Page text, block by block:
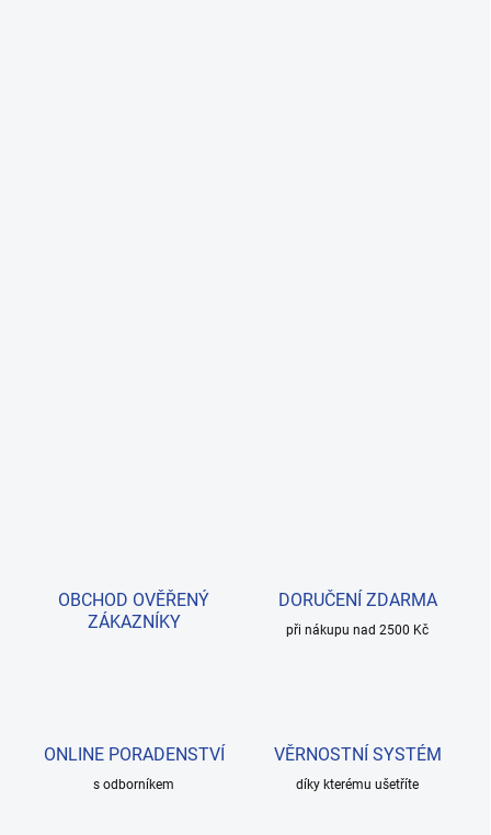
OBCHOD OVĚŘENÝ
ZÁKAZNÍKY
DORUČENÍ ZDARMA
při nákupu nad 2500 Kč
ONLINE PORADENSTVÍ
s odborníkem
VĚRNOSTNÍ SYSTÉM
díky kterému ušetříte